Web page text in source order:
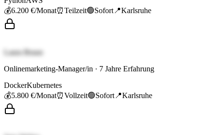
💰6.200 €/Monat⏰Teilzeit🟢Sofort 📍Karlsruhe
Laura Braun
Onlinemarketing-Manager/in · 7 Jahre Erfahrung
DockerKubernetes
💰5.800 €/Monat⏰Vollzeit🟢Sofort 📍Karlsruhe